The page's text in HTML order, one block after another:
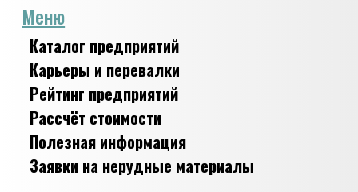
Меню
Каталог предприятий
Карьеры и перевалки
Рейтинг предприятий
Рассчёт стоимости
Полезная информация
Заявки на нерудные материалы